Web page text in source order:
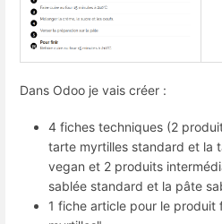
Dans Odoo je vais créer :
4 fiches techniques (2
tarte myrtilles standard et la
vegan et 2 produits
sablée standard et la pâte
1 fiche article pour le produit